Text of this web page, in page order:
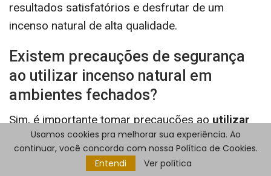
resultados satisfatórios e desfrutar de um
incenso natural de alta qualidade.
Existem precauções de segurança
ao utilizar incenso natural em
ambientes fechados?
Sim, é importante tomar precauções aoutilizar
incenso naturalem ambientes fechados.
Certifique-se de que o ambiente esteja
Usamos cookies pra melhorar sua experiência. Ao
continuar, você concorda com nossa Política de Cookies.
Entendi
Ver política